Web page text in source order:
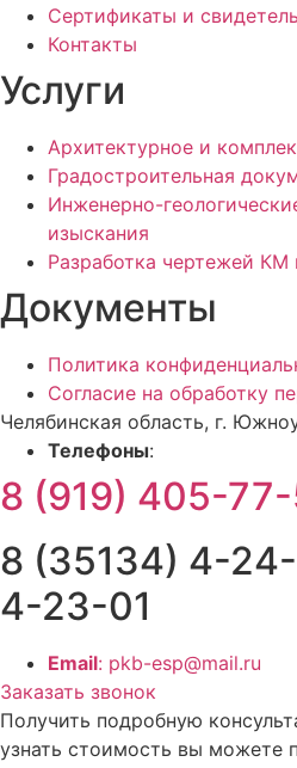
Сертификаты и
Контакты
Услуги
Архитектурное и
Градостроительная
Инженерно-
изыскания
Разработка чертежей
Документы
Политика
Согласие на обработку
Челябинская область, г.
Телефоны:
8 (919) 405-
8 (35134) 4-
4-23-01
Email: pkb-esp@mail.ru
Заказать звонок
Получить подробную
узнать стоимость вы можете